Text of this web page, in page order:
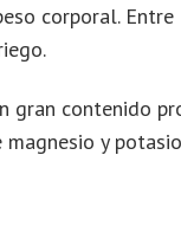
corporal.
gran contenido
y